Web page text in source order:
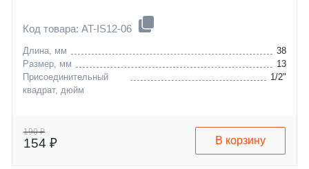
Код товара: AT-IS12-06
Длина, мм
38
Размер, мм
13
Присоединительный
квадрат, дюйм
1/2"
190 ₽
154 ₽ В корзину